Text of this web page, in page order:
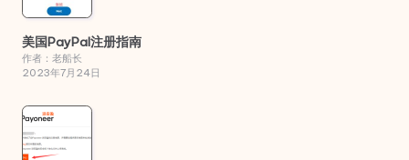
美国PayPal注册指南
作者：老船长
2023年7月24日